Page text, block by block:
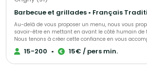
Barbecue et grillades • Français
Au-delà de vous proposer un menu, nous vous
savoir-être en mettant en avant le côté humain de
Nous tenons à créer cette confiance en vous
afin que vous puissiez être sereins le jour de
indispensable que vous vous sentiez écoutés et
15-200 • 15€ / pers min.